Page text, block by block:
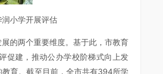
小学开展评估
的两个重要维度。基于此，市教育
促建，推动公办学校阶梯式向上发
育。截至目前，全市共有394所学